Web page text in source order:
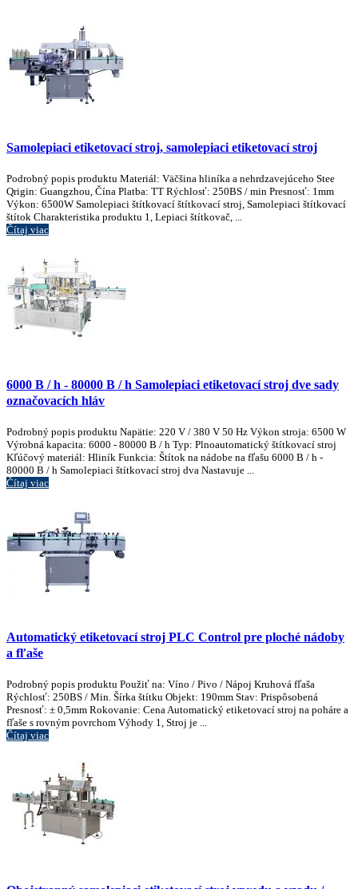
Samolepiaci etiketovací stroj, samolepiaci etiketovací stroj
Podrobný popis produktu Materiál: Väčšina hliníka a nehrdzavejúceho Stee
Qrigin: Guangzhou, Čína Platba: TT Rýchlosť: 250BS / min Presnosť: 1mm
Výkon: 6500W Samolepiaci štítkovací štítkovací stroj, Samolepiaci štítkovací
štítok Charakteristika produktu 1, Lepiaci štítkovač, ...
Čítaj viac
6000 B / h - 80000 B / h Samolepiaci etiketovací stroj dve sady
označovacích hláv
Podrobný popis produktu Napätie: 220 V / 380 V 50 Hz Výkon stroja: 6500 W
Výrobná kapacita: 6000 - 80000 B / h Typ: Plnoautomatický štítkovací stroj
Kľúčový materiál: Hliník Funkcia: Štítok na nádobe na fľašu 6000 B / h -
80000 B / h Samolepiaci štítkovací stroj dva Nastavuje ...
Čítaj viac
Automatický etiketovací stroj PLC Control pre ploché nádoby
a fľaše
Podrobný popis produktu Použiť na: Víno / Pivo / Nápoj Kruhová fľaša
Rýchlosť: 250BS / Min. Šírka štítku Objekt: 190mm Stav: Prispôsobená
Presnosť: ± 0,5mm Rokovanie: Cena Automatický etiketovací stroj na poháre a
fľaše s rovným povrchom Výhody 1, Stroj je ...
Čítaj viac